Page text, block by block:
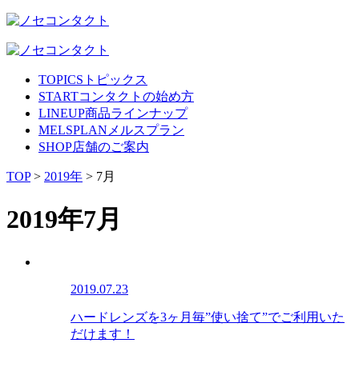
TOPICS トピックス
STARTコンタクトの始め方
LINEUP商品ラインナップ
MELSPLAN メルスプラン
SHOP店舗のご案内
TOP> 2019年 > 7月
2019年7月
2019.07.23
ハードレンズを3ヶ月毎”使い捨て”でご利用いた
だけます！